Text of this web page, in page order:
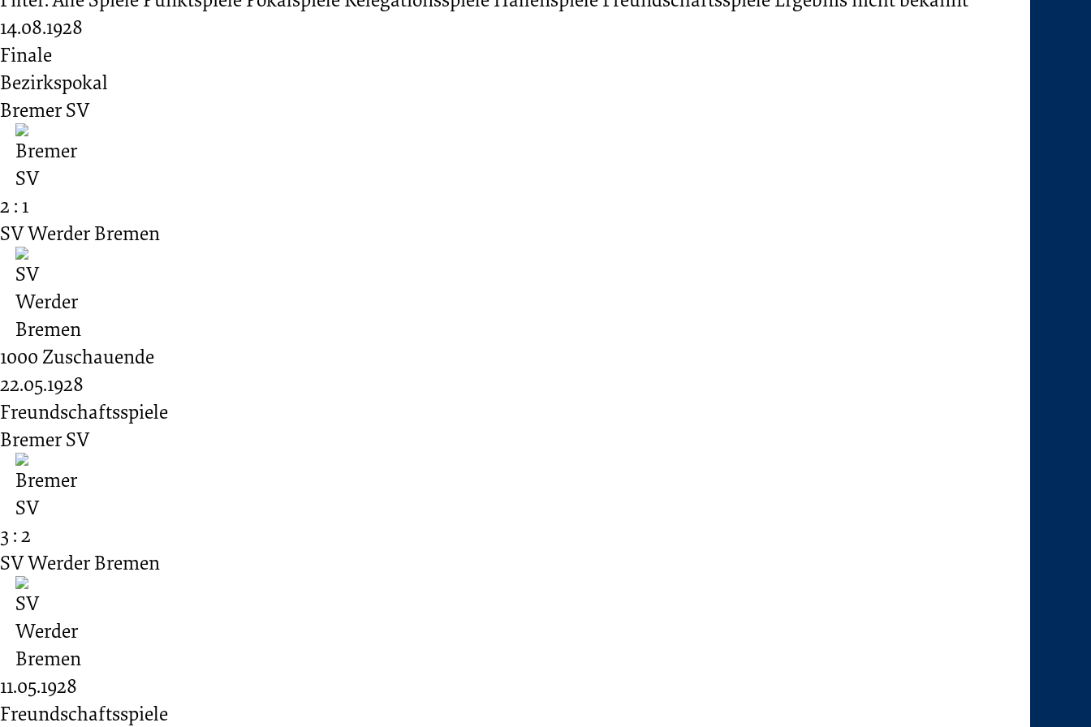
14.08.1928
Finale
Bezirkspokal
Bremer SV
2 : 1
SV Werder Bremen
1000 Zuschauende
22.05.1928
Freundschaftsspiele
Bremer SV
3 : 2
SV Werder Bremen
11.05.1928
Freundschaftsspiele